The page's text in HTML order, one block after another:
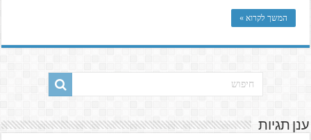
המשך לקרוא »
ענן תגיות